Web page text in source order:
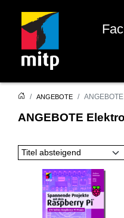
ANGEBOTE
ANGEBOTE
Titel absteigend